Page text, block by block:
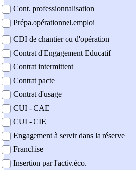
Cont. professionnalisation
Prépa.opérationnel.emploi
CDI de chantier ou d'opération
Contrat d'Engagement Educatif
Contrat intermittent
Contrat pacte
Contrat d'usage
CUI - CAE
CUI - CIE
Engagement à servir dans la réserve
Franchise
Insertion par l'activ.éco.